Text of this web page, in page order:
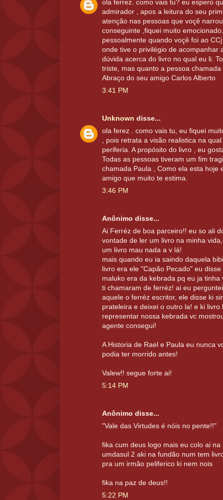
ola ferrez. como vais tu? eu espero
admirador , apos a leitura do seu
atenção nas pessoas que voçê
conseguinte ,fiquei muito
pessoalmente quando voçê foi ao
onde tive o privilégio de acompanhar
dúvida acerca do livro no qual eu li.
triste, mas quanto a pessoa
Abraço do seu amigo Carlos Alberto
3:41 PM
Unknown disse...
ola ferez . como vais tu, eu fiquei
, pois retrata a visão realistica na
periferia. A propósito do livro , eu
Todas as pessoas tiveram um fim
chamada Paula , Como ela esta hoje
amigo que muito te estima.
3:46 PM
Anônimo disse...
Ai Ferréz de boa parceiro!! eu so ali
vontade de ler um livro na minha
um livro mau nada a v lá!
mais quando eu ia saindo daquela
livro era ele "Capão Pecado" eu
maluko era da kebrada pq eu ja
ti chamaram de ferréz! ai eu
aquele o ferréz escritor, ele disse ki
prateleira e deixei o outro la! e ki livro
representar nossa kebrada vc
agente consegui!
A Historia de Rael e Paula eu nunca
podia ter morrido antes!
Valew!! segue forte ai!
5:14 PM
Anônimo disse...
"Vale das Virtudes é nóis no pente!!"
fika cum deus logo mais eu colo ai
umdasul 2 aki na fundão num tem
pra um irmão peliferico ki nem nois
fika na paz de deus!!
5:22 PM